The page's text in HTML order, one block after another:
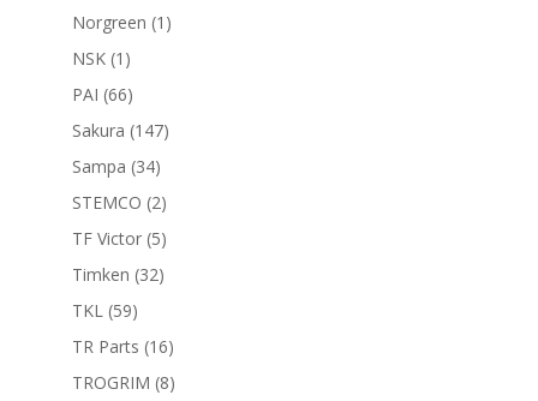
producto
Norgreen 1 1
NSK 1 1
producto
PAI 6666
productos
Sakura 147147
Sampa 3434
productos
STEMCO 22
productos
TF Victor 55
productos
Timken 3232
TKL 5959
productos
TR Parts 1616
productos
TROGRIM 88